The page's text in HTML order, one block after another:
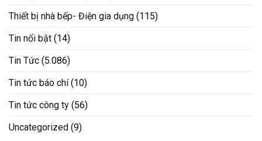
Thiết bị nhà bếp- Điện gia dụng (115)
Tin nổi bật (14)
Tin Tức (5.086)
Tin tức báo chí(10)
Tin tức công ty (56)
Uncategorized (9)